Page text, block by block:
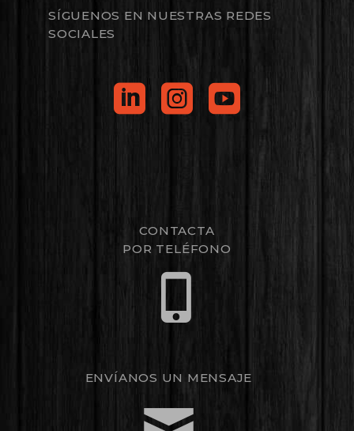
SÍGUENOS EN NUESTRAS REDES
SOCIALES
CONTACTA
POR TELÉFONO
ENVÍANOS UN MENSAJE